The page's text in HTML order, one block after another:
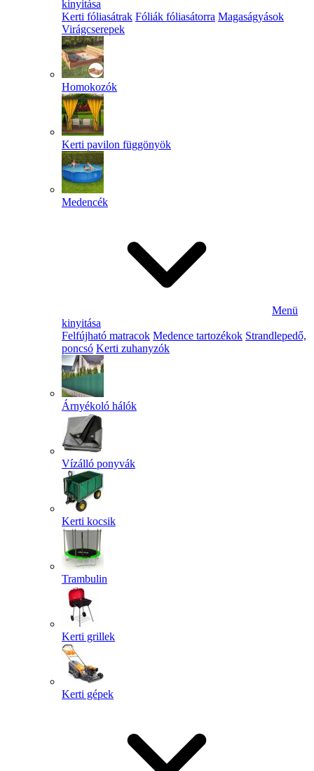
kinyitása
Kerti fóliasátrak Fóliák fóliasátorra Magaságyások
Virágcserepek
Homokozók
Kerti pavilon függönyök
Medencék
Menü
kinyitása
Felfújható matracok Medence tartozékok Strandlepedő,
poncsó Kerti zuhanyzók
Árnyékoló hálók
Vízálló ponyvák
Kerti kocsik
Trambulin
Kerti grillek
Kerti gépek